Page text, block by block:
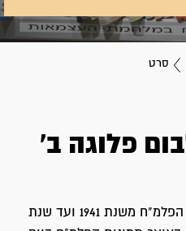
סרט
פלוגה ב'
טקס השקת אלבום פלוגה ב' של הפלמ"ח משנת 1941 ועד שנת